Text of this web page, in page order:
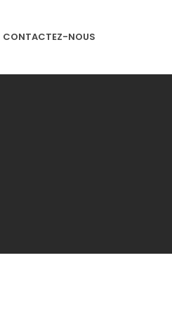
Contactez-nous
CONTACTEZ-NOUS